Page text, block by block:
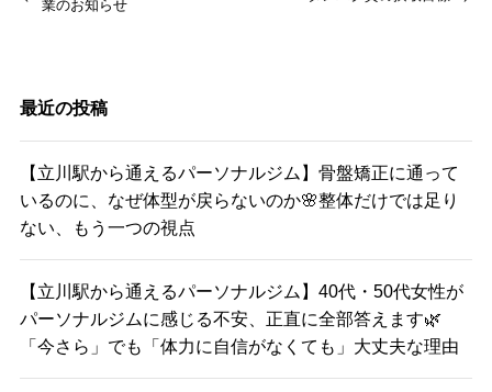
業のお知らせ
最近の投稿
【立川駅から通えるパーソナルジム】骨盤矯正に通って
いるのに、なぜ体型が戻らないのか🌸整体だけでは足り
ない、もう一つの視点
【立川駅から通えるパーソナルジム】40代・50代女性が
パーソナルジムに感じる不安、正直に全部答えます🌿
「今さら」でも「体力に自信がなくても」大丈夫な理由